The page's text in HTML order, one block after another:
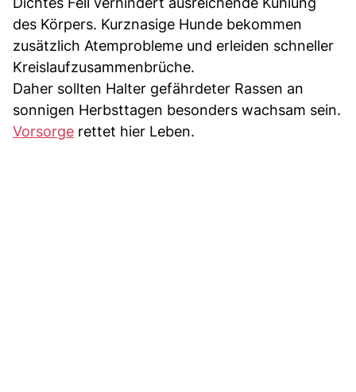
des Körpers. Kurznasige Hunde bekommen
zusätzlich Atemprobleme und erleiden schneller
Kreislaufzusammenbrüche.
Daher sollten Halter gefährdeter Rassen an
sonnigen Herbsttagen besonders wachsam sein.
Vorsorge rettet hier Leben.